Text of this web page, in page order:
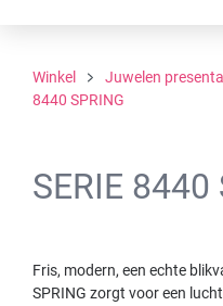
Winkel Juwelen
8440 SPRING
SERIE 8440
Fris, modern, een echte
SPRING zorgt voor een